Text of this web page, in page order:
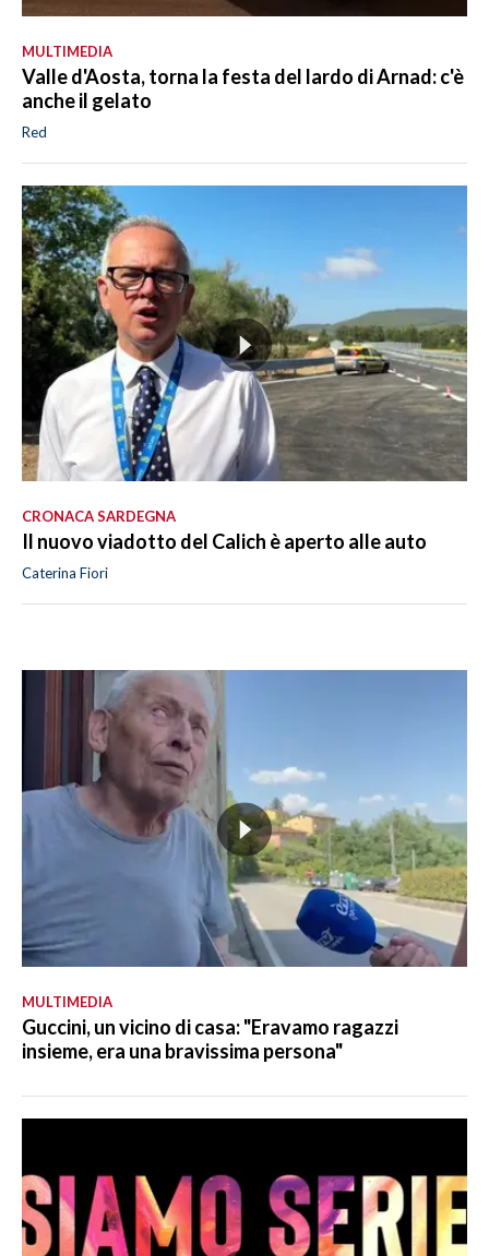
MULTIMEDIA
Valle d'Aosta, torna la festa del lardo di Arnad: c'è
anche il gelato
Red
CRONACA SARDEGNA
Il nuovo viadotto del Calich è aperto alle auto
Caterina Fiori
MULTIMEDIA
Guccini, un vicino di casa: "Eravamo ragazzi
insieme, era una bravissima persona"